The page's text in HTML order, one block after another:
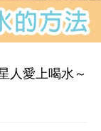
人愛上喝水～